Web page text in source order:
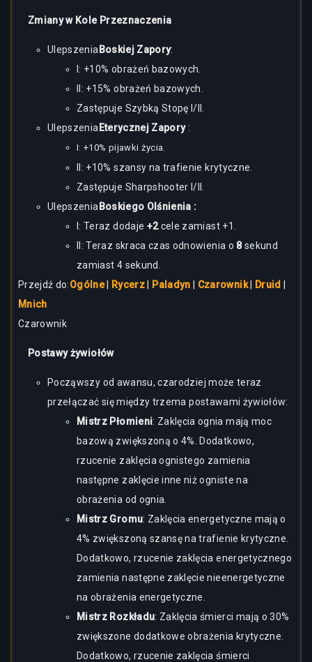
Zmiany w Kole Przeznaczenia
Ulepszenia Boskiej Zapory:
I: +10% obrażeń bazowych.
II: +15% obrażeń bazowych.
Zastępuje Szybką Stopę I/II.
Ulepszenia Eterycznej Zapory :
I: +10% pijawki życia.
II: +10% szansy na trafienie krytyczne.
Zastępuje Sharpshooter I/II.
Ulepszenia Boskiego Olśnienia :
I: Teraz dodaje +2cele zamiast +1.
II: Teraz skraca czas odnowienia o 8sekund
zamiast 4 sekund.
Przejdź do:Ogólne| Rycerz Paladyn Czarownik| Druid
Mnich
Czarownik
Postawy żywiołów
Począwszy od awansu, czarodziej może teraz
przełączać się między trzema postawami żywiołów:
Mistrz Płomieni: Zaklęcia ognia mają moc
bazową zwiększoną o 4%. Dodatkowo,
rzucenie zaklęcia ognistego zamienia
następne zaklęcie inne niż ogniste na
obrażenia od ognia.
Mistrz Gromu: Zaklęcia energetyczne mają o
4% zwiększoną szansę na trafienie krytyczne.
Dodatkowo, rzucenie zaklęcia energetycznego
zamienia następne zaklęcie nieenergetyczne
na obrażenia energetyczne.
Mistrz Rozkładu: Zaklęcia śmierci mają o 30%
zwiększone dodatkowe obrażenia krytyczne.
Dodatkowo, rzucenie zaklęcia śmierci